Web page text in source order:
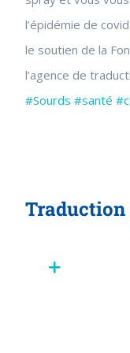
l’épidémie de
le soutien de la
l’agence de
#Sourds #santé
Traduction